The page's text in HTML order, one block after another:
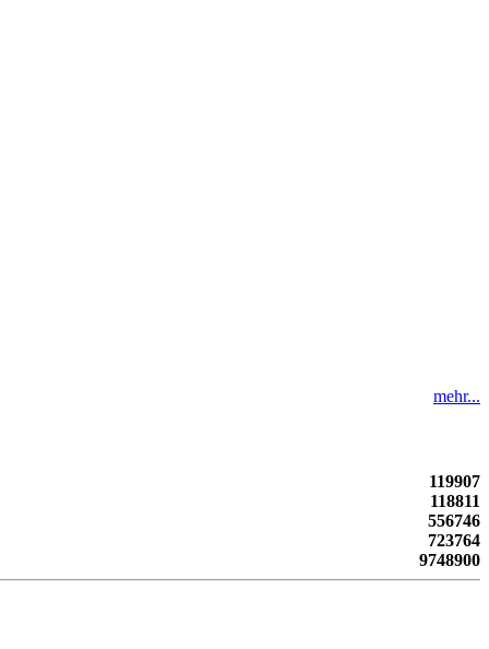
mehr...
119907
118811
556746
723764
9748900